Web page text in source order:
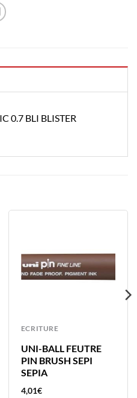
0.7 BLI BLISTER
ECRITURE
UNI-BALL FEUTRE
PIN BRUSH SEPI
SEPIA
4,01€